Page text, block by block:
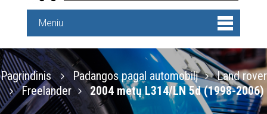
Meniu
Pagrindinis Padangos pagal automobilį
Land rover
Freelander
2004 metų L314/LN 5d (1998-2006)